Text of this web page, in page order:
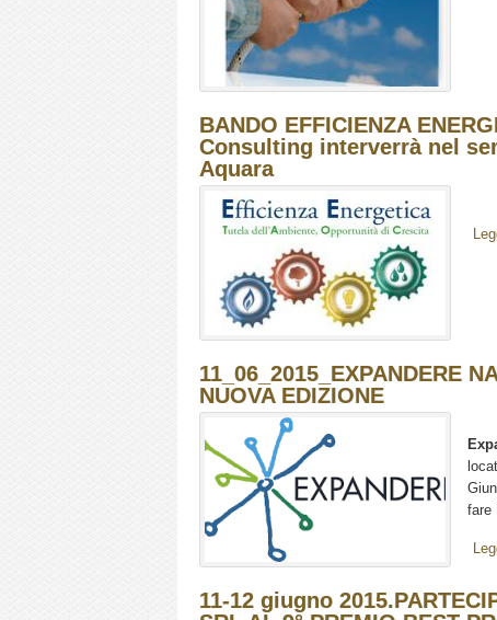
BANDO EFFICIENZA
Consulting interverrà nel
Aquara
11_06_2015_EXPANDERE
NUOVA EDIZIONE
fare
11-12 giugno